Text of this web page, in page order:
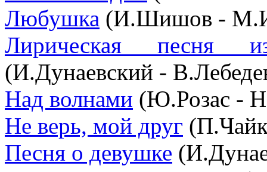
Любушка (И.Шишов -
Лирическая песня
(И.Дунаевский -
Над волнами (Ю.Розас -
Не верь, мой друг
Песня о девушке